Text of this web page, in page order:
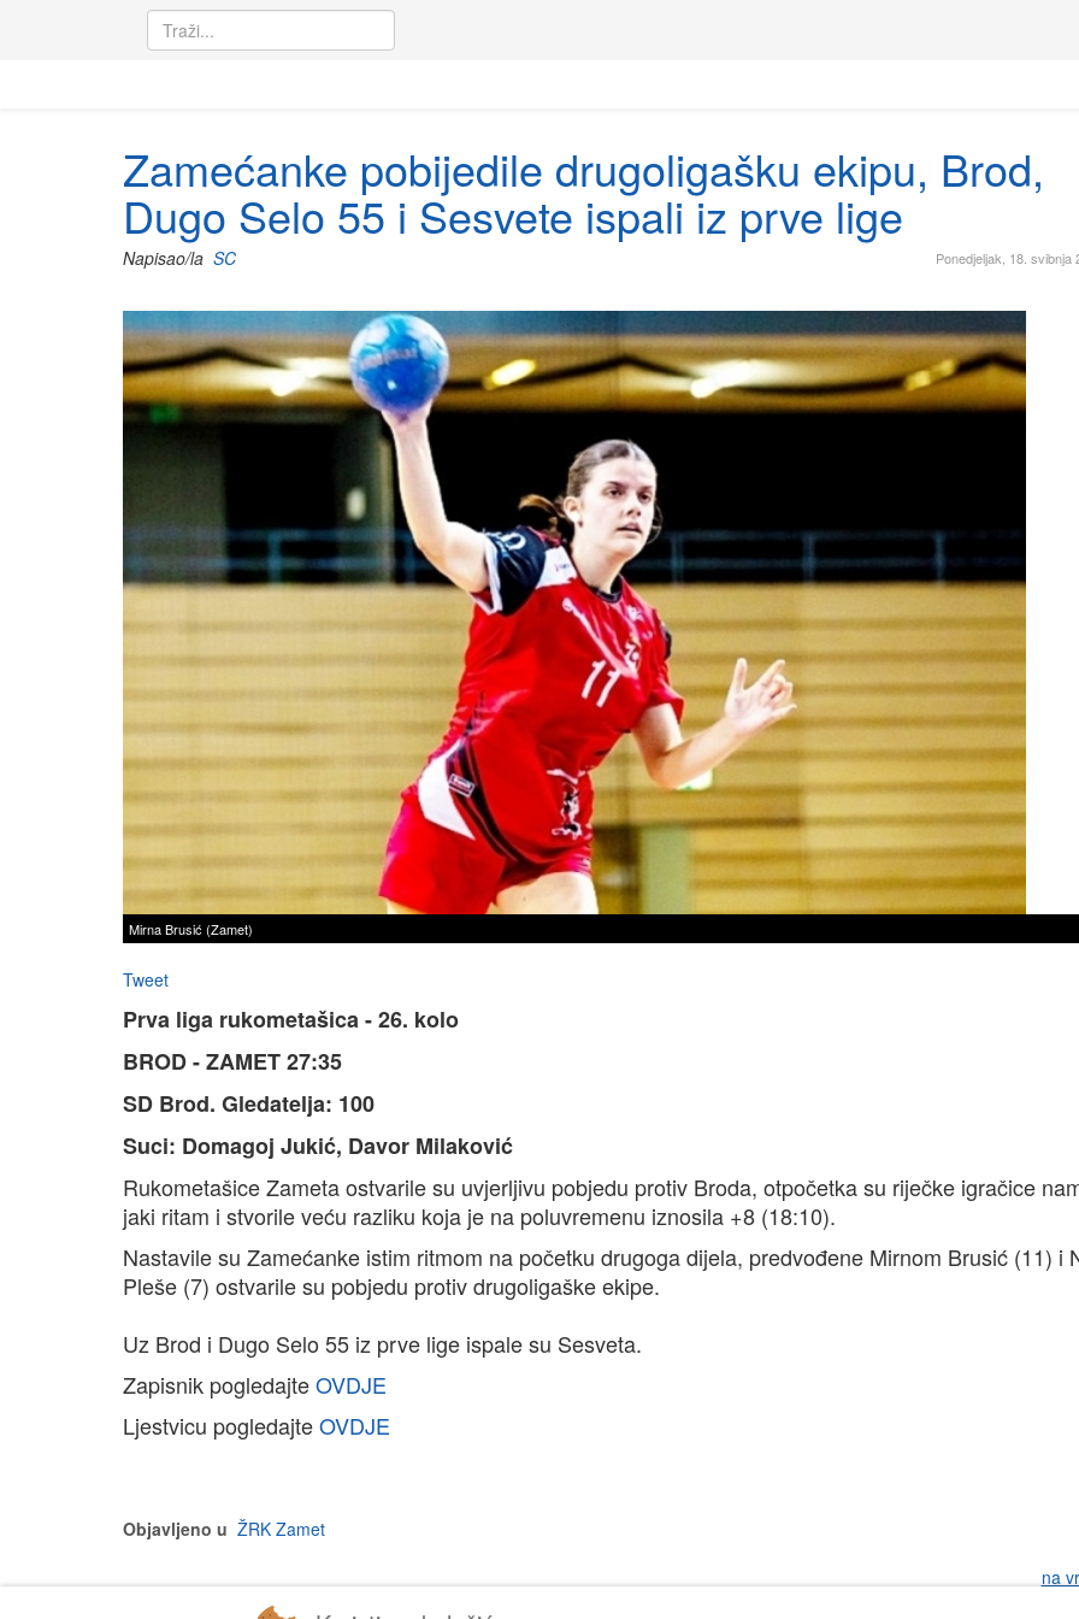
Zamećanke pobijedile drugoligašku ekipu, Brod,
Dugo Selo 55 i Sesvete ispali iz prve lige
Ponedjeljak, 18. svibnja
Napisao/la SC
Mirna Brusić (Zamet)
Tweet
Prva liga rukometašica - 26. kolo
BROD - ZAMET 27:35
SD Brod. Gledatelja: 100
Suci: Domagoj Jukić, Davor Milaković
Rukometašice Zameta ostvarile su uvjerljivu pobjedu protiv Broda, otpočetka su riječke igračice
jaki ritam i stvorile veću razliku koja je na poluvremenu iznosila +8 (18:10).
Nastavile su Zamećanke istim ritmom na početku drugoga dijela, predvođene Mirnom Brusić (11) i
Pleše (7) ostvarile su pobjedu protiv drugoligaške ekipe.
Uz Brod i Dugo Selo 55 iz prve lige ispale su Sesveta.
Zapisnik pogledajteOVDJE
Ljestvicu pogledajteOVDJE
Objavljeno u ŽRK Zamet
na